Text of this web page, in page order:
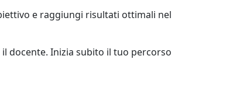
e raggiungi risultati ottimali nel
docente. Inizia subito il tuo percorso